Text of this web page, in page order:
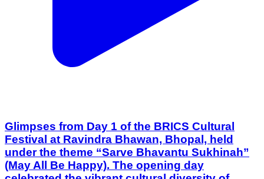
Glimpses from Day 1 of the BRICS Cultural
Festival at Ravindra Bhawan, Bhopal, held
under the theme “Sarve Bhavantu Sukhinah”
(May All Be Happy). The opening day